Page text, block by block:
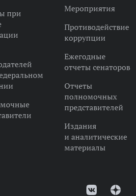
при
Мероприятия
Противодействие
коррупции
Ежегодные
отчеты сенаторов
Отчеты
полномочных
представителей
Издания
и аналитические
материалы